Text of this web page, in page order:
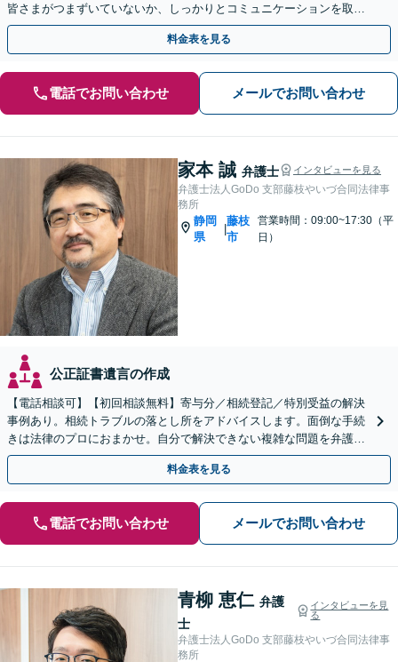
皆さまがつまずいていないか、しっかりとコミュニケーションを取り
ながらお話を進めます【休日・夜間相談可】
料金表を見る
電話でお問い合わせ メールでお問い合わせ
家本 誠 弁護士 インタビューを見る
弁護士法人GoDo 支部藤枝やいづ合同法律事
務所
静岡
県
|
藤枝
市
営業時間：09:00~17:30（平
日）
公正証書遺言の作成
【電話相談可】【初回相談無料】寄与分／相続登記／特別受益の解決
事例あり。相続トラブルの落とし所をアドバイスします。面倒な手続
きは法律のプロにおまかせ。自分で解決できない複雑な問題を弁護士
が解決します。
料金表を見る
電話でお問い合わせ メールでお問い合わせ
青柳 恵仁 弁護
士
インタビューを見
る
弁護士法人GoDo 支部藤枝やいづ合同法律事
務所